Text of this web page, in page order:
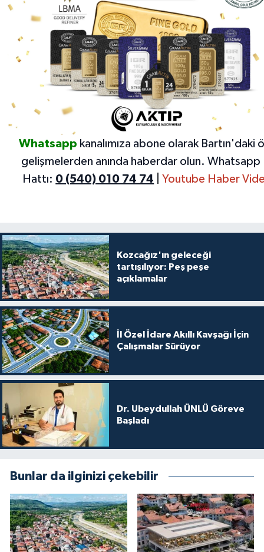
Whatsapp kanalımıza abone olarak Bartın'daki
gelişmelerden anında haberdar olun. Whatsapp
Hattı: 0 (540) 010 74 74 Youtube Haber
Kozcağız'ın geleceği
tartışılıyor: Peş peşe
açıklamalar
İl Özel İdare Akıllı Kavşağı İçin
Çalışmalar Sürüyor
Dr. Ubeydullah ÜNLÜ Göreve
Başladı
Bunlar da ilginizi çekebilir